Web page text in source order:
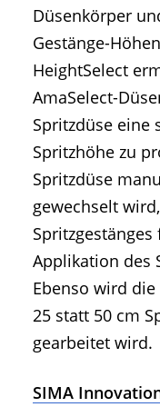
Düsenkörper
Gestänge-
HeightSelect
AmaSelect-
Spritzdüse eine
Spritzhöhe zu
Spritzdüse
gewechselt
Applikation des
Ebenso wird
25 statt 50 cm
gearbeitet wird.
SIMA